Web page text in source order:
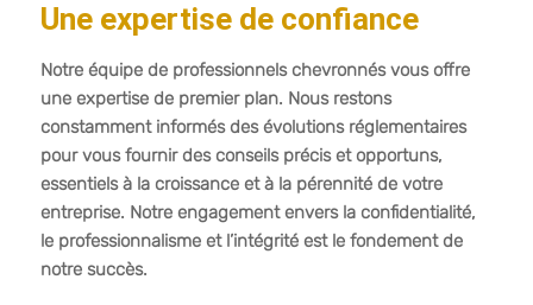
Une expertise de confiance
Notre équipe de professionnels chevronnés vous offre
une expertise de premier plan. Nous restons
constamment informés des évolutions réglementaires
pour vous fournir des conseils précis et opportuns,
essentiels à la croissance et à la pérennité de votre
entreprise. Notre engagement envers la confidentialité,
le professionnalisme et l’intégrité est le fondement de
notre succès.